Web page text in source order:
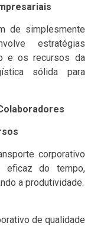
de simplesmente
estratégias
e os recursos da
sólida para
corporativo
eficaz do tempo,
a produtividade.
de qualidade